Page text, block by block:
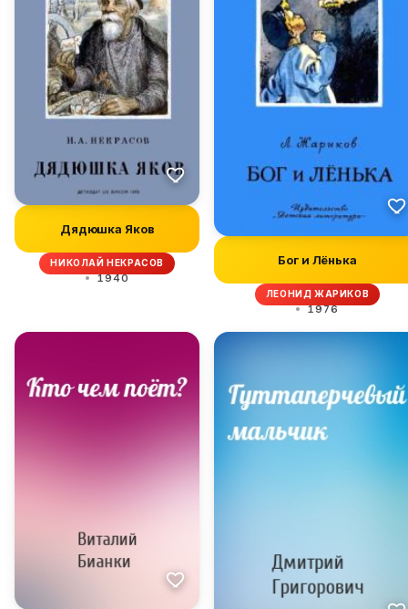
Дядюшка Яков
НИКОЛАЙ НЕКРАСОВ
1940
Бог и Лёнька
ЛЕОНИД ЖАРИКОВ
1976